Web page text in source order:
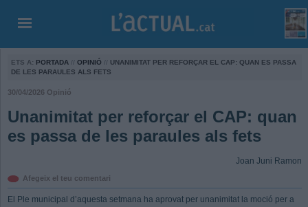
ETS A: PORTADA // OPINIÓ // UNANIMITAT PER REFORÇAR EL CAP: QUAN ES PASSA
DE LES PARAULES ALS FETS
30/04/2026 Opinió
Unanimitat per reforçar el CAP: quan
es passa de les paraules als fets
Joan Juni Ramon
Afegeix el teu comentari
El Ple municipal d’aquesta setmana ha aprovat per unanimitat la moció per a